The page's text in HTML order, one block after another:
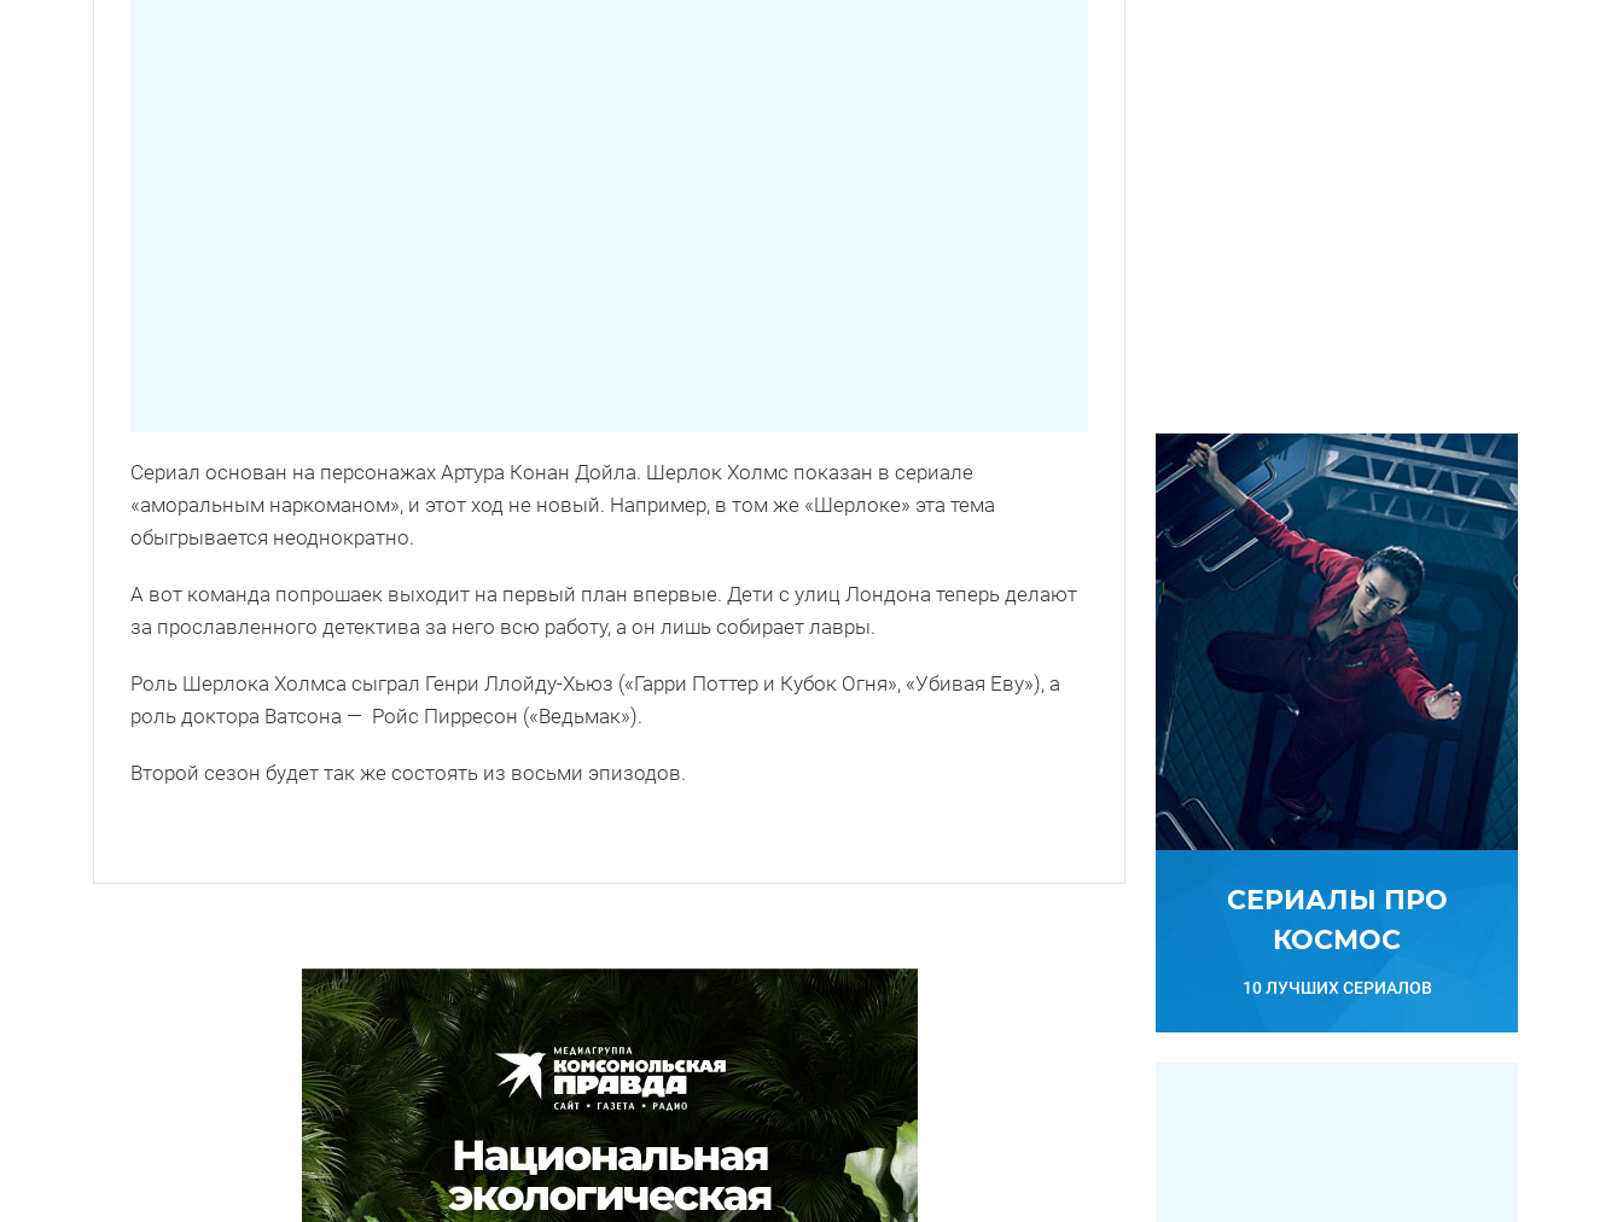
Сериал основан на персонажах Артура Конан Дойла. Шерлок Холмс показан в сериале
«аморальным наркоманом», и этот ход не новый. Например, в том же «Шерлоке» эта тема
обыгрывается неоднократно.
А вот команда попрошаек выходит на первый план впервые. Дети с улиц Лондона теперь делают
за прославленного детектива за него всю работу, а он лишь собирает лавры.
Роль Шерлока Холмса сыграл Генри Ллойду-Хьюз («Гарри Поттер и Кубок Огня», «Убивая Еву»), а
роль доктора Ватсона — Ройс Пирресон («Ведьмак»).
Второй сезон будет так же состоять из восьми эпизодов.
СЕРИАЛЫ ПРО
КОСМОС
10 ЛУЧШИХ СЕРИАЛОВ